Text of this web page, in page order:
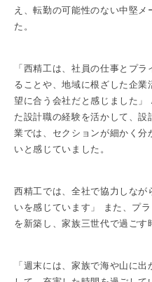
え、転勤の可能性のない中堅
た。
「西精工は、社員の仕事とプ
ることや、地域に根ざした企
望に合う会社だと感じました
た設計職の経験を活かして、
業では、セクションが細かく分
いと感じていました。
西精工では、全社で協力しな
いを感じています」 また、プ
を新築し、家族三世代で過ごす
「週末には、家族で海や山に